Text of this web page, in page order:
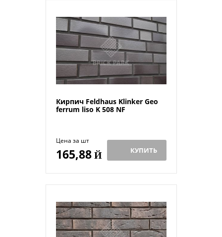
Кирпич Feldhaus Klinker Geo
ferrum liso K 508 NF
Цена за шт
165,88Й КУПИТЬ